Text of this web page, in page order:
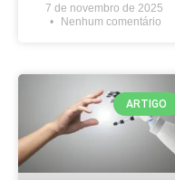
7 de novembro de 2025
Nenhum comentário
ARTIGO